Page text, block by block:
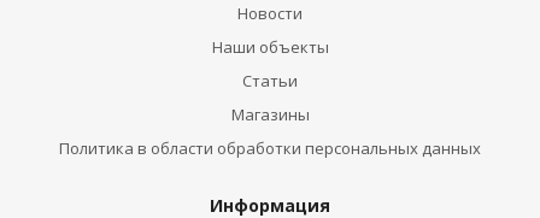
Новости
Наши объекты
Статьи
Магазины
Политика в области обработки персональных данных
Информация